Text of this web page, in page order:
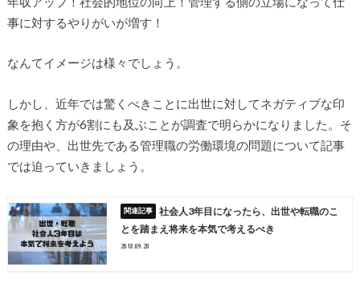
事に対するやりがいが増す！
なんてイメージは様々でしょう。
しかし、近年では驚くべきことに出世に対してネガティブな印
象を抱く方が6割にも及ぶことが調査で明らかになりました。そ
の理由や、出世先である管理職の労働環境の問題について記事
では迫っていきましょう。
社会人3年目になったら、出世や転職のこ
とを踏まえ将来を本気で考えるべき
2018.09.20